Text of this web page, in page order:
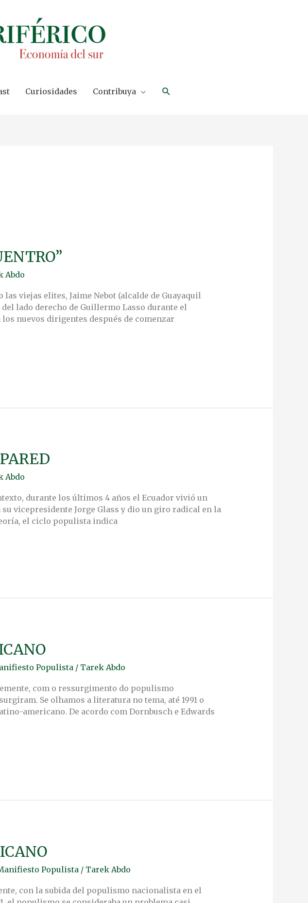
Curiosidades Contribuya Search
Abdo
viejas elites, Jaime Nebot (alcalde de Guayaquil
lado derecho de Guillermo Lasso durante el
nuevos dirigentes después de comenzar
Abdo
durante los últimos 4 años el Ecuador vivió un
vicepresidente Jorge Glass y dio un giro radical en la
el ciclo populista indica
Populista / Tarek Abdo
com o ressurgimento do populismo
Se olhamos a literatura no tema, até 1991 o
americano. De acordo com Dornbusch e Edwards
Populista / Tarek Abdo
con la subida del populismo nacionalista en el